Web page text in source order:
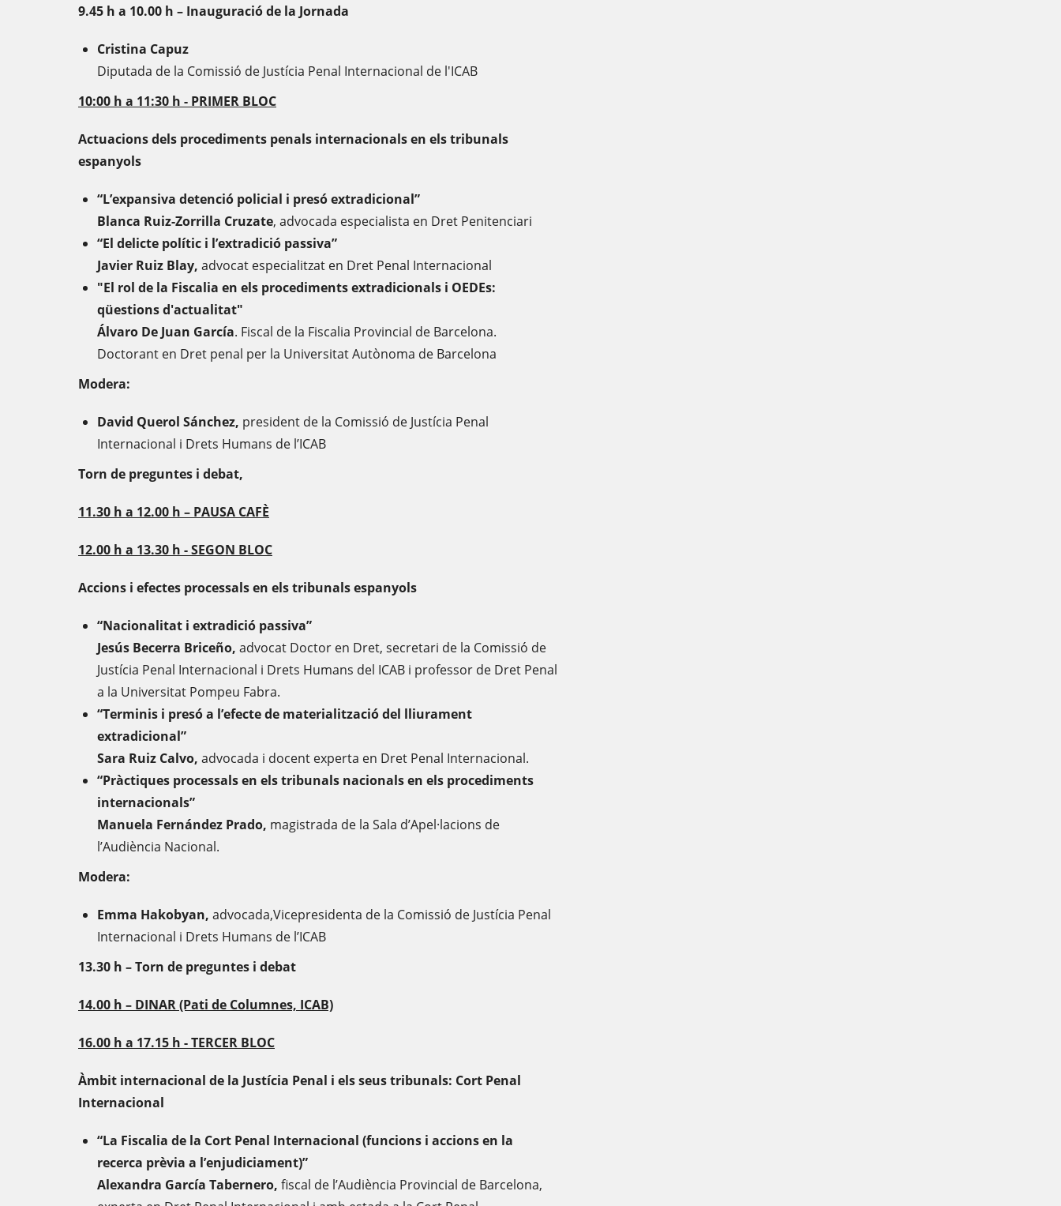
9.45 h a 10.00 h – Inauguració de la Jornada
Cristina Capuz
Diputada de la Comissió de Justícia Penal Internacional de l'ICAB
10:00 h a 11:30 h - PRIMER BLOC
Actuacions dels procediments penals internacionals en els tribunals
espanyols
“L’expansiva detenció policial i presó extradicional”
Blanca Ruiz-Zorrilla Cruzate, advocada especialista en Dret Penitenciari
“El delicte polític i l’extradició passiva”
Javier Ruiz Blay, advocat especialitzat en Dret Penal Internacional
"El rol de la Fiscalia en els procediments extradicionals i OEDEs:
qüestions d'actualitat"
Álvaro De Juan García. Fiscal de la Fiscalia Provincial de Barcelona.
Doctorant en Dret penal per la Universitat Autònoma de Barcelona
Modera:
David Querol Sánchez, president de la Comissió de Justícia Penal
Internacional i Drets Humans de l’ICAB
Torn de preguntes i debat,
11.30 h a 12.00 h – PAUSA CAFÈ
12.00 h a 13.30 h - SEGON BLOC
Accions i efectes processals en els tribunals espanyols
“Nacionalitat i extradició passiva”
Jesús Becerra Briceño, advocat Doctor en Dret, secretari de la Comissió de
Justícia Penal Internacional i Drets Humans del ICAB i professor de Dret Penal
a la Universitat Pompeu Fabra.
“Terminis i presó a l’efecte de materialització del lliurament
extradicional”
Sara Ruiz Calvo, advocada i docent experta en Dret Penal Internacional.
“Pràctiques processals en els tribunals nacionals en els procediments
internacionals”
Manuela Fernández Prado, magistrada de la Sala d’Apel·lacions de
l’Audiència Nacional.
Modera:
Emma Hakobyan, advocada,Vicepresidenta de la Comissió de Justícia Penal
Internacional i Drets Humans de l’ICAB
13.30 h – Torn de preguntes i debat
14.00 h – DINAR (Pati de Columnes, ICAB)
16.00 h a 17.15 h - TERCER BLOC
Àmbit internacional de la Justícia Penal i els seus tribunals: Cort Penal
Internacional
“La Fiscalia de la Cort Penal Internacional (funcions i accions en la
recerca prèvia a l’enjudiciament)”
Alexandra García Tabernero, fiscal de l’Audiència Provincial de Barcelona,